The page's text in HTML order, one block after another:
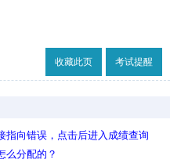
收藏此页 考试提醒
指向错误，点击后进入成绩查询
么分配的？